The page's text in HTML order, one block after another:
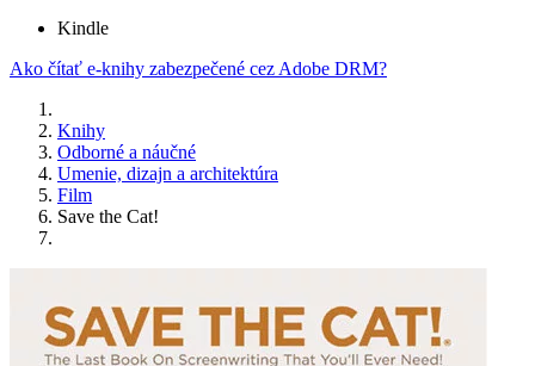
Kindle
Ako čítať e-knihy zabezpečené cez Adobe DRM?
Knihy
Odborné a náučné
Umenie, dizajn a architektúra
Film
Save the Cat!